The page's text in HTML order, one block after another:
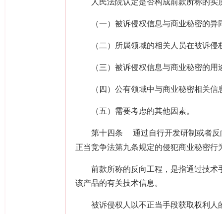
人民法院认定是否构成前款所称的实
（一）被诉侵权信息与商业秘密的异
（二）所属领域的相关人员在被诉侵
（三）被诉侵权信息与商业秘密的用
（四）公有领域中与商业秘密相关信
（五）需要考虑的其他因素。
第十四条
通过自行开发研制或者
正当竞争法第九条规定的侵犯商业秘密行
前款所称的反向工程，是指通过技术
该产品的有关技术信息。
被诉侵权人以不正当手段获取权利人